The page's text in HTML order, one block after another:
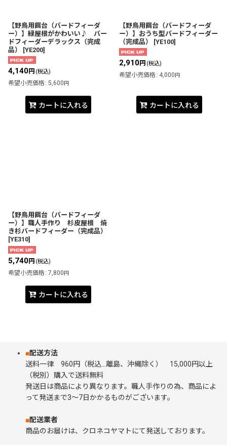
【野鳥用餌台（バードフィーダ
ー）】緑屋根がかわいい♪ バー
ドフィーダーデラックス（完成
品）
[YE200]
4,140円 (税込)
希望小売価格 : 5,600 円
カートに入れる
【野鳥用餌台（バードフィーダ
ー）】おうち型バードフィーダー
（完成品）
[YE100]
2,910円 (税込)
希望小売価格 : 4,000 円
カートに入れる
【野鳥用餌台（バードフィーダ
ー）】職人手作り 杉皮屋根 焼
き杉バードフィーダー（完成品）
[YE310]
5,740円 (税込)
希望小売価格 : 7,800円
カートに入れる
■配送方法
送料一律 960円（税込…離島、沖縄除く） 15,000円以上
（税別）購入で送料無料
発送日は商品により異なります。職人手作りの為、商品によ
って発送まで3～7日かかるものがございます。
■配送業者
商品のお届けは、クロネコヤマトにて発送しております。